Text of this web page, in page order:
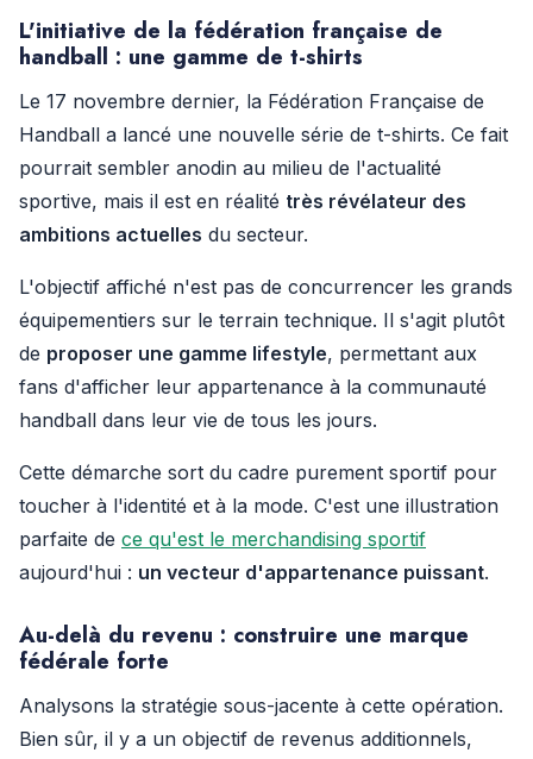
L'initiative de la fédération française de
handball : une gamme de t-shirts
Le 17 novembre dernier, la Fédération Française de
Handball a lancé une nouvelle série de t-shirts. Ce fait
pourrait sembler anodin au milieu de l'actualité
sportive, mais il est en réalité très révélateur des
ambitions actuelles du secteur.
L'objectif affiché n'est pas de concurrencer les grands
équipementiers sur le terrain technique. Il s'agit plutôt
de proposer une gamme lifestyle, permettant aux
fans d'afficher leur appartenance à la communauté
handball dans leur vie de tous les jours.
Cette démarche sort du cadre purement sportif pour
toucher à l'identité et à la mode. C'est une illustration
parfaite de ce qu'est le merchandising sportif
aujourd'hui : un vecteur d'appartenance puissant.
Au-delà du revenu : construire une marque
fédérale forte
Analysons la stratégie sous-jacente à cette opération.
Bien sûr, il y a un objectif de revenus additionnels,